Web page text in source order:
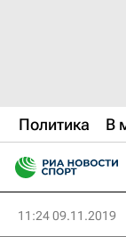
Политика В
11:24 09.11.2019